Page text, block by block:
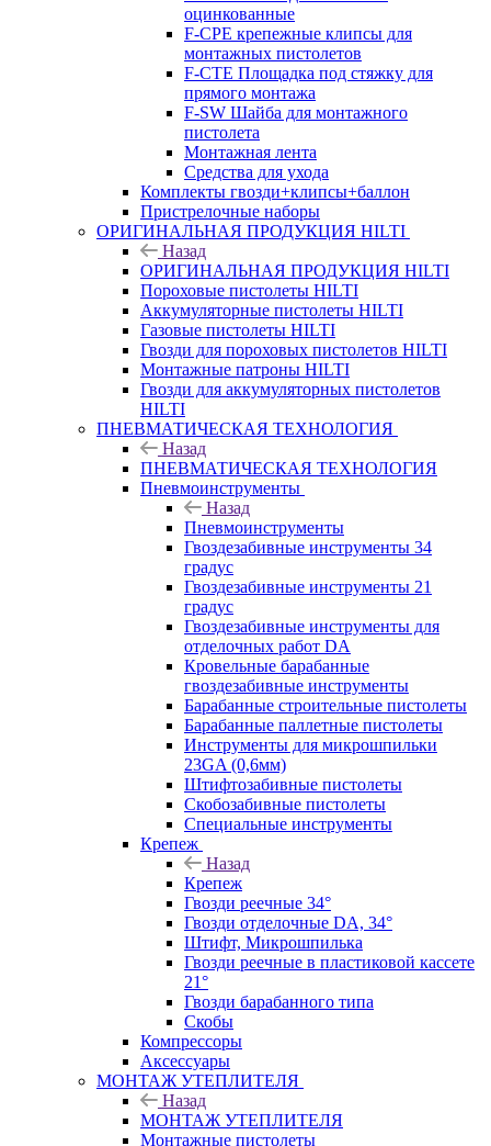
оцинкованные
F-CPE крепежные клипсы для
монтажных пистолетов
F-CTE Площадка под стяжку для
прямого монтажа
F-SW Шайба для монтажного
пистолета
Монтажная лента
Средства для ухода
Комплекты гвозди+клипсы+баллон
Пристрелочные наборы
ОРИГИНАЛЬНАЯ ПРОДУКЦИЯ HILTI
Назад
ОРИГИНАЛЬНАЯ ПРОДУКЦИЯ HILTI
Пороховые пистолеты HILTI
Аккумуляторные пистолеты HILTI
Газовые пистолеты HILTI
Гвозди для пороховых пистолетов HILTI
Монтажные патроны HILTI
Гвозди для аккумуляторных пистолетов
HILTI
ПНЕВМАТИЧЕСКАЯ ТЕХНОЛОГИЯ
Назад
ПНЕВМАТИЧЕСКАЯ ТЕХНОЛОГИЯ
Пневмоинструменты
Назад
Пневмоинструменты
Гвоздезабивные инструменты 34
градус
Гвоздезабивные инструменты 21
градус
Гвоздезабивные инструменты для
отделочных работ DA
Кровельные барабанные
гвоздезабивные инструменты
Барабанные строительные пистолеты
Барабанные паллетные пистолеты
Инструменты для микрошпильки
23GA (0,6мм)
Штифтозабивные пистолеты
Скобозабивные пистолеты
Специальные инструменты
Крепеж
Назад
Крепеж
Гвозди реечные 34°
Гвозди отделочные DA, 34°
Штифт, Микрошпилька
Гвозди реечные в пластиковой кассете
21°
Гвозди барабанного типа
Скобы
Компрессоры
Аксессуары
МОНТАЖ УТЕПЛИТЕЛЯ
Назад
МОНТАЖ УТЕПЛИТЕЛЯ
Монтажные пистолеты